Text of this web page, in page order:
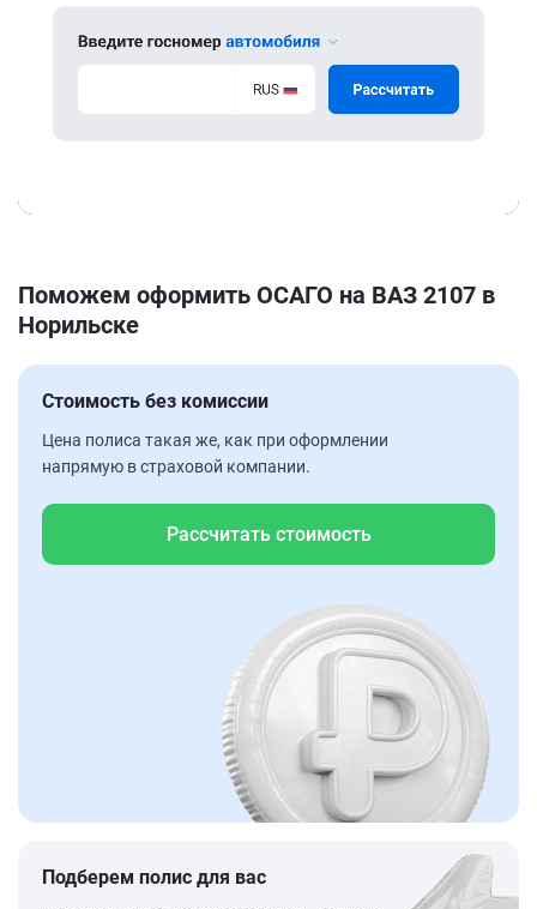
Поможем оформить ОСАГО на ВАЗ 2107 в
Норильске
Стоимость без комиссии
Цена полиса такая же, как при оформлении
напрямую в страховой компании.
Рассчитать стоимость
Подберем полис для вас